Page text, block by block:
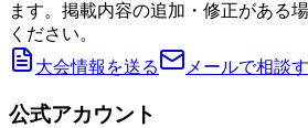
ます。掲載内容の追加・修正がある
ください。
大会情報を送る
メールで相談
公式アカウント